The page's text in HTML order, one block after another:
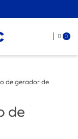
0
de gerador de
de